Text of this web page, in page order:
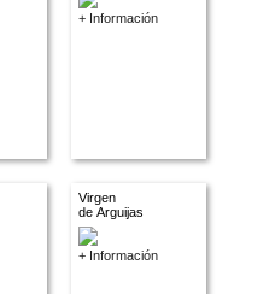
+ Información
Virgen
de Arguijas
+ Información